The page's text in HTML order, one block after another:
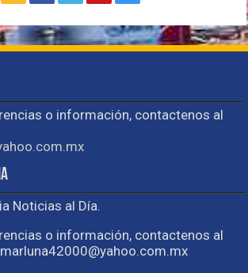
o información, contactenos al
Noticias al Día.
o información, contactenos al